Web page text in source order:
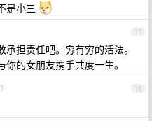
是小三
17
担责任吧。穷有穷的活法。
的女朋友携手共度一生。
18